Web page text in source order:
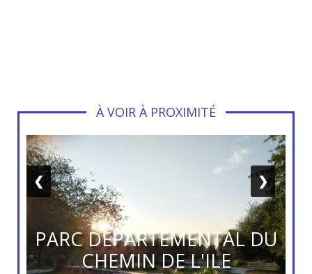
À VOIR À PROXIMITÉ
PARC DÉPARTEMENTAL DU
CHEMIN DE L'ILE
❮ ❯